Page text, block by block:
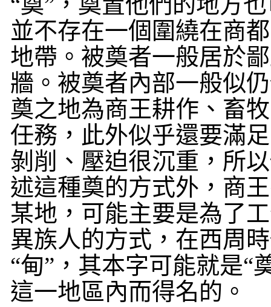
並不存在一個圍繞在商
地帶。被奠者一般居於
牆。被奠者內部一般似
奠之地為商王耕作、畜
任務，此外似乎還要滿
剝削、壓迫很沉重，所
述這種奠的方式外，商
某地，可能主要是為了
異族人的方式，在西周
“甸”，其本字可能就是“
這一地區內而得名的。